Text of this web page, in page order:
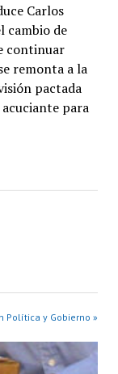
Carlos
cambio de
continuar
remonta a la
pactada
para
Política y Gobierno »